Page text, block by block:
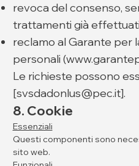
revoca del consenso,
trattamenti già
reclamo al Garante per
personali (
Le richieste possono
[svsdadonlus@pec.it].
8. Cookie
Essenziali
Questi componenti sono
sito web.